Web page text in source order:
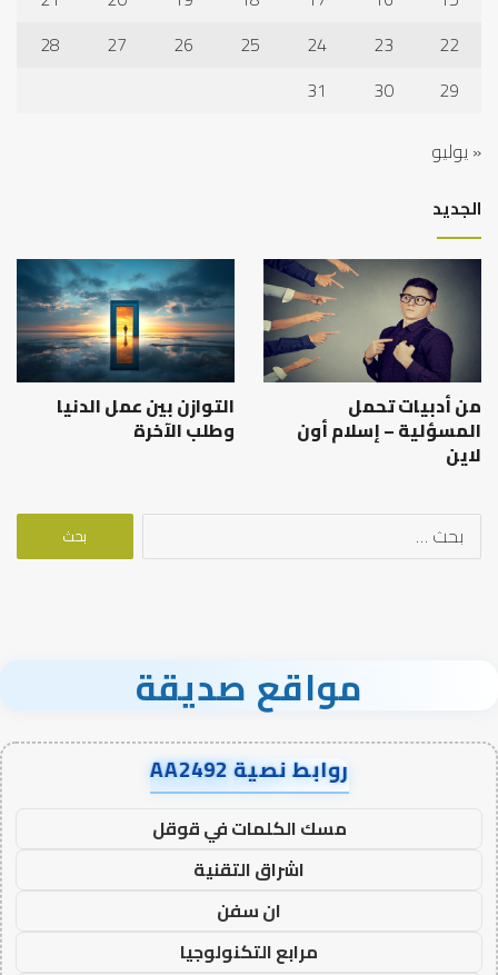
22
23
24
25
26
27
28
29
30
31
« يوليو
الجديد
من أدبيات تحمل
المسؤلية – إسلام أون
لاين
التوازن بين عمل الدنيا
وطلب الآخرة
البحث
مواقع صديقة
روابط نصية AA2492
مسك الكلمات في قوقل
اشراق التقنية
ان سفن
مرابع التكنولوجيا